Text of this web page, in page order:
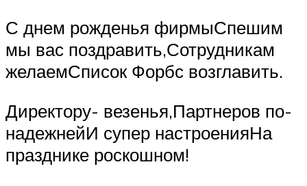
С днем рожденья фирмыСпешим
мы вас поздравить,Сотрудникам
желаемСписок Форбс возглавить.
Директору- везенья,Партнеров по-
надежнейИ супер настроенияНа
празднике роскошном!